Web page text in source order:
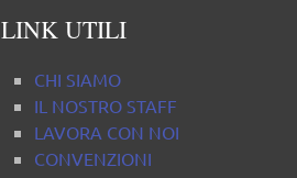
LINK UTILI
CHI SIAMO
IL NOSTRO STAFF
LAVORA CON NOI
CONVENZIONI